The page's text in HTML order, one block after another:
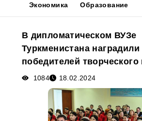
Новости
Медиа
Афиша
Экономика
Образование
В дипломатическом ВУЗе
Туркменистана наградили
победителей творческого
1084 18.02.2024